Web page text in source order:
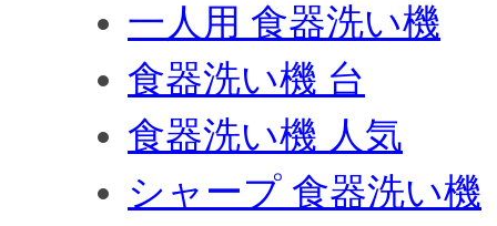
一人用 食器洗い機
食器洗い機 台
食器洗い機 人気
シャープ 食器洗い機